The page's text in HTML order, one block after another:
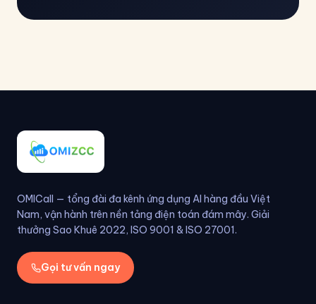
OMICall — tổng đài đa kênh ứng dụng AI hàng đầu Việt
Nam, vận hành trên nền tảng điện toán đám mây. Giải
thưởng Sao Khuê 2022, ISO 9001 & ISO 27001.
Gọi tư vấn ngay